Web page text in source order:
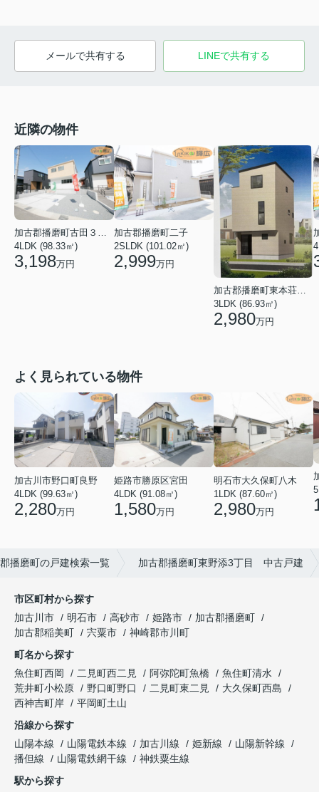
メールで共有する LINEで共有する
近隣の物件
4LDK (98.33㎡)
3,198万円
加古郡播磨町二子
2SLDK (101.02㎡)
2,999万円
加古郡播磨町東本荘３丁目
3LDK (86.93㎡)
2,980万円
よく見られている物件
加古川市野口町良野
4LDK (99.63㎡)
2,280万円
姫路市勝原区宮田
4LDK (91.08㎡)
1,580万円
明石市大久保町八木
1LDK (87.60㎡)
2,980万円
播磨町の戸建検索一覧 加古郡播磨町東野添3丁目 中古戸建
市区町村から探す
加古川市
明石市 高砂市 姫路市
加古郡播磨町
加古郡稲美町
宍粟市
神崎郡市川町
町名から探す
魚住町西岡
二見町西二見 阿弥陀町魚橋
魚住町清水
荒井町小松原
野口町野口 二見町東二見
大久保町西島
西神吉町岸
平岡町土山
沿線から探す
山陽本線
山陽電鉄本線 加古川線 姫新線
山陽新幹線
播但線
山陽電鉄網干線
神鉄粟生線
駅から探す